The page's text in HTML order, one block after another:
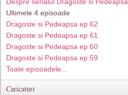
Ultimele 4 episoade
Dragoste si Pedeapsa ep 62
Dragoste si Pedeapsa ep 61
Dragoste si Pedeapsa ep 60
Dragoste si Pedeapsa ep 59
Toate episoadele...
Caricaturi